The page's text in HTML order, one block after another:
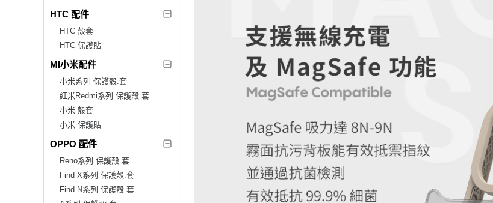
HTC 配件
HTC 殼套
HTC 保護貼
MI小米配件
小米系列 保護殼.套
紅米Redmi系列 保護殼.套
小米 殼套
小米 保護貼
OPPO 配件
Reno系列 保護殼.套
Find X系列 保護殼.套
Find N系列 保護殼.套